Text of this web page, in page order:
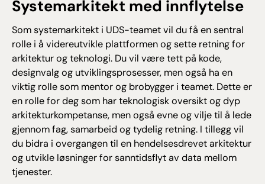
Systemarkitekt med innflytelse
Som systemarkitekt i UDS-teamet vil du få en sentral
rolle i å videreutvikle plattformen og sette retning for
arkitektur og teknologi. Du vil være tett på kode,
designvalg og utviklingsprosesser, men også ha en
viktig rolle som mentor og brobygger i teamet. Dette er
en rolle for deg som har teknologisk oversikt og dyp
arkitekturkompetanse, men også evne og vilje til å lede
gjennom fag, samarbeid og tydelig retning. I tillegg vil
du bidra i overgangen til en hendelsesdrevet arkitektur
og utvikle løsninger for sanntidsflyt av data mellom
tjenester.